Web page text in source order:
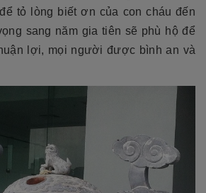
tỏ lòng biết ơn của con cháu đến
sang năm gia tiên sẽ phù hộ để
lợi, mọi người được bình an và